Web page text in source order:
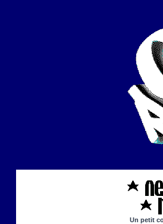
Un petit